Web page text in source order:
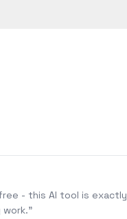
- this AI tool is exactly
"